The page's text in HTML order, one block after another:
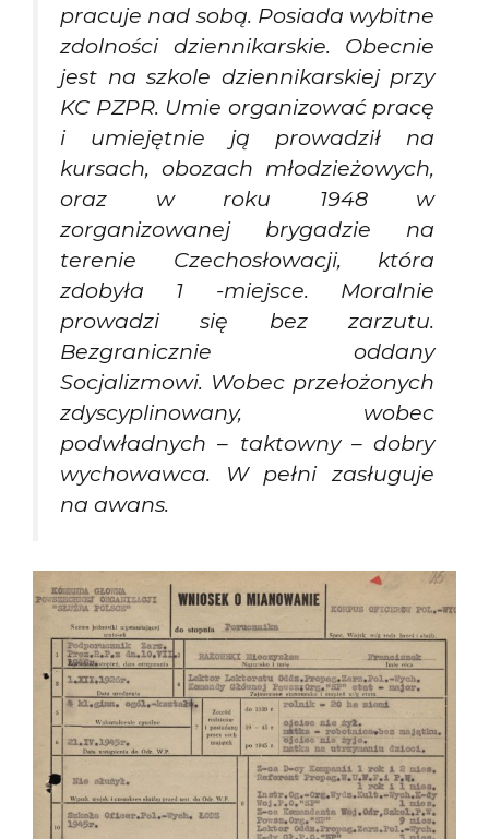
pracuje nad sobą. Posiada wybitne
zdolności dziennikarskie. Obecnie
jest na szkole dziennikarskiej przy
KC PZPR. Umie organizować pracę
i umiejętnie ją prowadził na
kursach, obozach młodzieżowych,
oraz w roku 1948 w
zorganizowanej brygadzie na
terenie Czechosłowacji, która
zdobyła 1 -miejsce. Moralnie
prowadzi się bez zarzutu.
Bezgranicznie oddany
Socjalizmowi. Wobec przełożonych
zdyscyplinowany, wobec
podwładnych – taktowny – dobry
wychowawca. W pełni zasługuje
na awans.